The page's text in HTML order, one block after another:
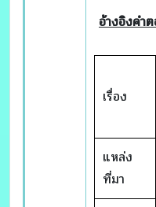
อ้างอิงคำ
เรื่อง
แหล่ง
ที่มา